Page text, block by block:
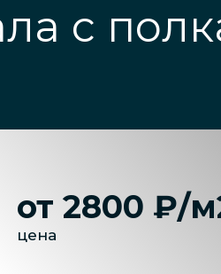
с
от 2800 ₽/
цена